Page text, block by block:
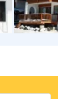
vom